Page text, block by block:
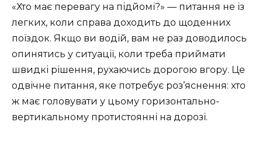
«Хто має перевагу на підйомі?» — питання не із
легких, коли справа доходить до щоденних
поїздок. Якщо ви водій, вам не раз доводилось
опинятись у ситуації, коли треба приймати
швидкі рішення, рухаючись дорогою вгору. Це
одвічне питання, яке потребує роз’яснення: хто
ж має головувати у цьому горизонтально-
вертикальному протистоянні на дорозі.